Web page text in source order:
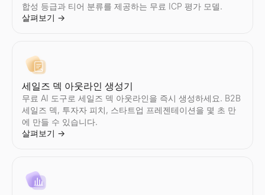
이메일 스팸 검사기
무료 이메일 스팸 검사기. 콜드 이메일이나 뉴스레터를 보내기
영업 스크립트 생성기
유사 기업 검색기
최고의 고객과 유사한 기업을 즉시 찾아보세요. AI 기반 유사 기
면접 평가표 템플릿
무료 인터뷰 평가표 템플릿(일반, 소프트웨어 엔지니어, 영업 예
LinkedIn InMail 템플릿
합성 등급과 티어 분류를 제공하는 무료 ICP 평가 모델.
살펴보기 →
세일즈 덱 아웃라인 생성기
무료 AI 도구로 세일즈 덱 아웃라인을 즉시 생성하세요. B2B
세일즈 덱, 투자자 피치, 스타트업 프레젠테이션을 몇 초 만
에 만들 수 있습니다.
살펴보기 →